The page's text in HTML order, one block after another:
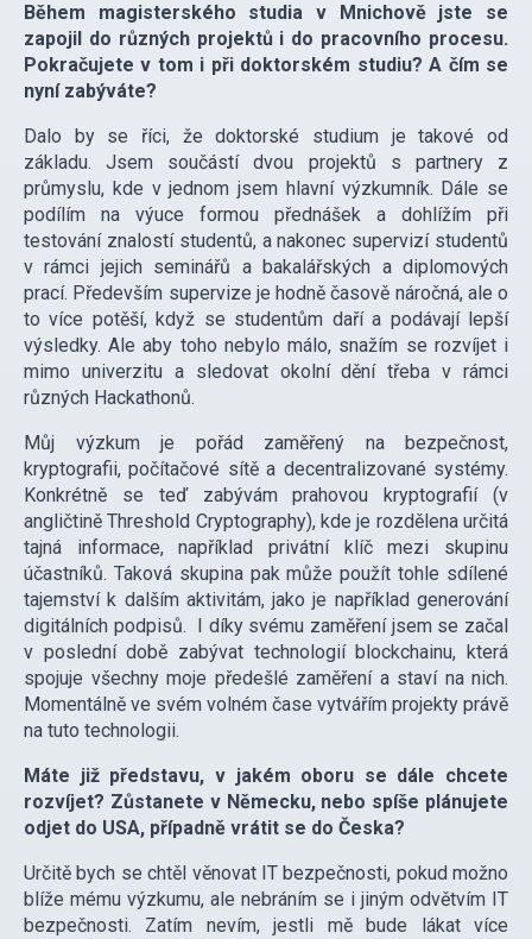
Během magisterského studia v Mnichově jste se
zapojil do různých projektů i do pracovního procesu.
Pokračujete v tom i při doktorském studiu? A čím se
nyní zabýváte?
Dalo by se říci, že doktorské studium je takové od
základu. Jsem součástí dvou projektů s partnery z
průmyslu, kde v jednom jsem hlavní výzkumník. Dále se
podílím na výuce formou přednášek a dohlížím při
testování znalostí studentů, a nakonec supervizí studentů
v rámci jejich seminářů a bakalářských a diplomových
prací. Především supervize je hodně časově náročná, ale o
to více potěší, když se studentům daří a podávají lepší
výsledky. Ale aby toho nebylo málo, snažím se rozvíjet i
mimo univerzitu a sledovat okolní dění třeba v rámci
různých Hackathonů.
Můj výzkum je pořád zaměřený na bezpečnost,
kryptografii, počítačové sítě a decentralizované systémy.
Konkrétně se teď zabývám prahovou kryptografií (v
angličtině Threshold Cryptography), kde je rozdělena určitá
tajná informace, například privátní klíč mezi skupinu
účastníků. Taková skupina pak může použít tohle sdílené
tajemství k dalším aktivitám, jako je například generování
digitálních podpisů. I díky svému zaměření jsem se začal
v poslední době zabývat technologií blockchainu, která
spojuje všechny moje předešlé zaměření a staví na nich.
Momentálně ve svém volném čase vytvářím projekty právě
na tuto technologii.
Máte již představu, v jakém oboru se dále chcete
rozvíjet? Zůstanete v Německu, nebo spíše plánujete
odjet do USA, případně vrátit se do Česka?
Určitě bych se chtěl věnovat IT bezpečnosti, pokud možno
blíže mému výzkumu, ale nebráním se i jiným odvětvím IT
bezpečnosti. Zatím nevím, jestli mě bude lákat více